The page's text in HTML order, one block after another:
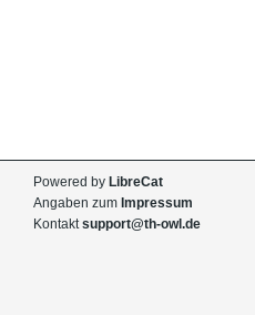
Powered by LibreCat
Angaben zum Impressum
Kontaktsupport@th-owl.de